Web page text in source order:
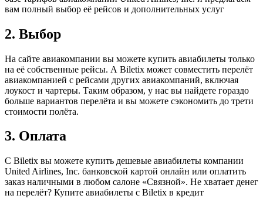
вам полный выбор её рейсов и дополнительных услуг
2. Выбор
На сайте авиакомпании вы можете купить авиабилеты только
на её собственные рейсы. А Biletix может совместить перелёт
авиакомпанией с рейсами других авиакомпаний, включая
лоукост и чартеры. Таким образом, у нас вы найдете гораздо
больше вариантов перелёта и вы можете сэкономить до трети
стоимости полёта.
3. Оплата
С Biletix вы можете купить дешевые авиабилеты компании
United Airlines, Inc. банковской картой онлайн или оплатить
заказ наличными в любом салоне «Связной». Не хватает денег
на перелёт? Купите авиабилеты с Biletix в кредит